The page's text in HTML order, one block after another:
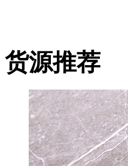
货源推荐